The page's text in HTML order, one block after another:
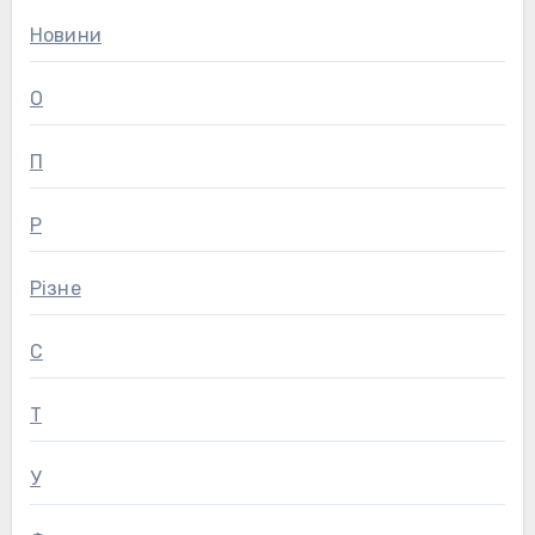
Новини
О
П
Р
Різне
С
Т
У